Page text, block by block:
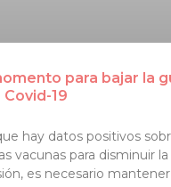
para bajar la
19
hay datos positivos
vacunas para disminuir
es necesario